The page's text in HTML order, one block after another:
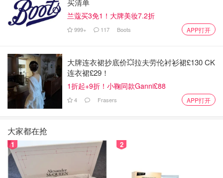
兰蔻买3免1！大牌美妆7.2折
999+ 117 Boots APP打开
大牌连衣裙抄底价💥拉夫劳伦衬衫裙£130 CK
连衣裙£29！
1折起+9折！小鞠同款Ganni£88
4 Frasers APP打开
大家都在抢
1 2